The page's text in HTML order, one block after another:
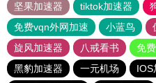
坚果加速器
tiktok加速器
免费vqn外网加速
小蓝鸟
旋风加速器
八戒看书
免
黑豹加速器
一元机场 IOS